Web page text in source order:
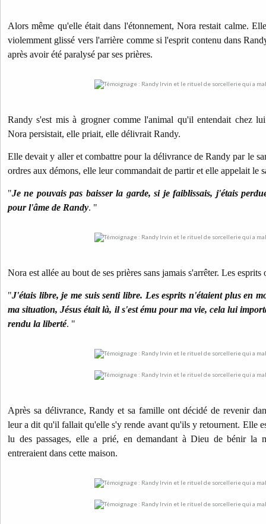
Alors même qu'elle était dans l'étonnement, Nora restait calme.
violemment glissé vers l'arrière comme si l'esprit contenu dans
après avoir été paralysé par ses prières.
Randy s'est mis à grogner comme l'animal qu'il entendait chez
Nora persistait, elle priait, elle délivrait Randy.
Elle devait y aller et combattre pour la délivrance de Randy par le
ordres aux démons, elle leur commandait de partir et elle appelait le
"Je ne pouvais pas baisser la garde, si je faiblissais, j'étais
pour l'âme de Randy. "
Nora est allée au bout de ses prières sans jamais s'arrêter. Les
"J'étais libre, je me suis senti libre. Les esprits n'étaient plus en
ma situation, Jésus était là, il s'est ému pour ma vie, cela lui
rendu la liberté. "
Après sa délivrance, Randy et sa famille ont décidé de revenir
leur a dit qu'il fallait qu'elle s'y rende avant qu'ils y retournent. Elle
lu des passages, elle a prié, en demandant à Dieu de bénir la
entreraient dans cette maison.